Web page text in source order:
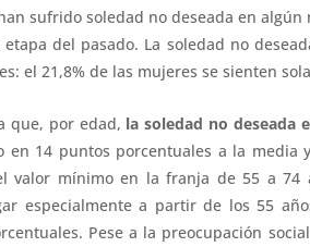
sufrido soledad no deseada en
del pasado. La soledad no
el 21,8% de las mujeres se sienten
que, por edad, la soledad no deseada
en 14 puntos porcentuales a la media
valor mínimo en la franja de 55 a 74
especialmente a partir de los 55
Pese a la preocupación